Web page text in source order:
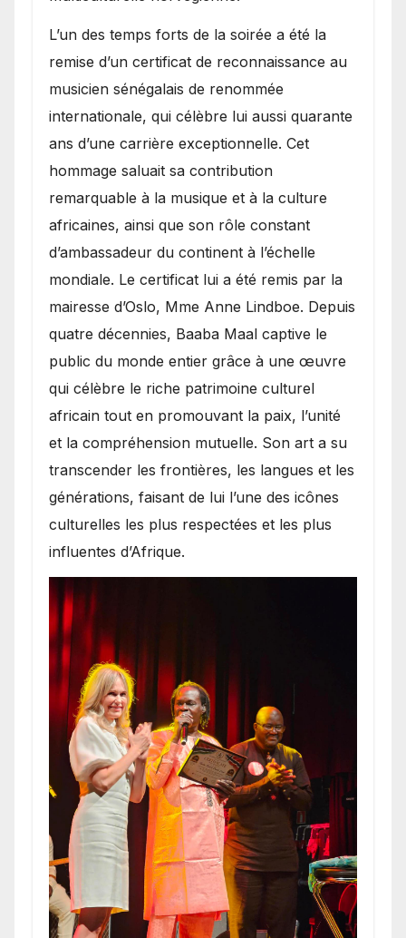
​L’un des temps forts de la soirée a été la
remise d’un certificat de reconnaissance au
musicien sénégalais de renommée
internationale, qui célèbre lui aussi quarante
ans d’une carrière exceptionnelle. Cet
hommage saluait sa contribution
remarquable à la musique et à la culture
africaines, ainsi que son rôle constant
d’ambassadeur du continent à l’échelle
mondiale. Le certificat lui a été remis par la
mairesse d’Oslo, Mme Anne Lindboe. Depuis
quatre décennies, Baaba Maal captive le
public du monde entier grâce à une œuvre
qui célèbre le riche patrimoine culturel
africain tout en promouvant la paix, l’unité
et la compréhension mutuelle. Son art a su
transcender les frontières, les langues et les
générations, faisant de lui l’une des icônes
culturelles les plus respectées et les plus
influentes d’Afrique.